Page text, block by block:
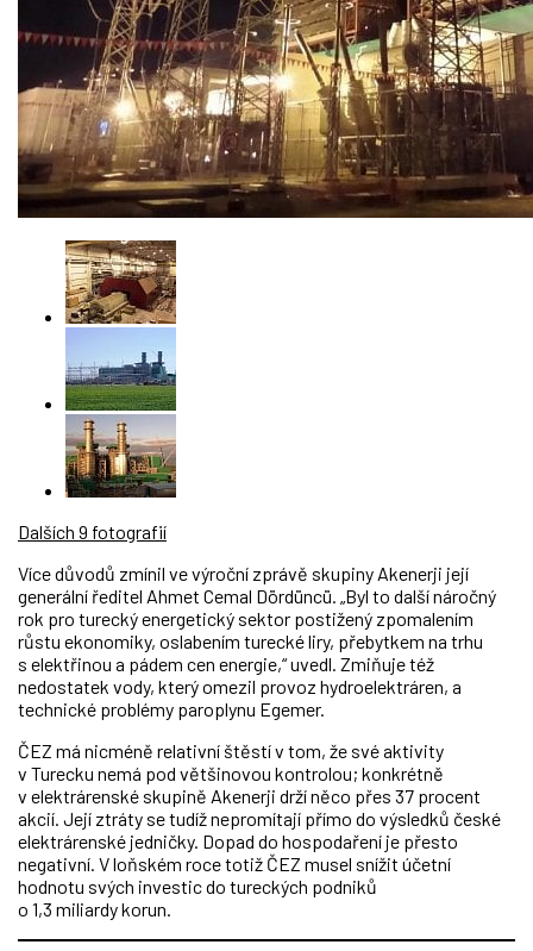
Dalších 9 fotografií
Více důvodů zmínil ve výroční zprávě skupiny Akenerji její
generální ředitel Ahmet Cemal Dördüncü. „Byl to další náročný
rok pro turecký energetický sektor postižený zpomalením
růstu ekonomiky, oslabením turecké liry, přebytkem na trhu
s elektřinou a pádem cen energie,“ uvedl. Zmiňuje též
nedostatek vody, který omezil provoz hydroelektráren, a
technické problémy paroplynu Egemer.
ČEZ má nicméně relativní štěstí v tom, že své aktivity
v Turecku nemá pod většinovou kontrolou; konkrétně
v elektrárenské skupině Akenerji drží něco přes 37 procent
akcií. Její ztráty se tudíž nepromítají přímo do výsledků české
elektrárenské jedničky. Dopad do hospodaření je přesto
negativní. V loňském roce totiž ČEZ musel snížit účetní
hodnotu svých investic do tureckých podniků
o 1,3 miliardy korun.